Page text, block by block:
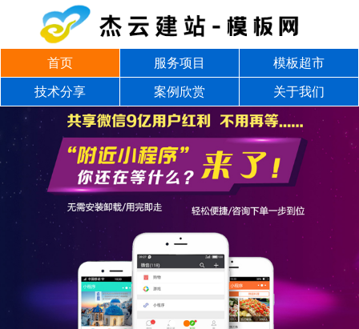
首页 服务项目 模板超市
技术分享 案例欣赏 关于我们